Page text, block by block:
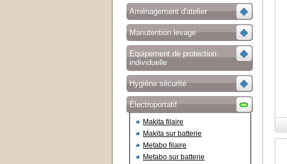
Aménagement d'atelier
Manutention levage
Equipement de protection
individuelle
Hygiène sécurité
Électroportatif
Makita filaire
Makita sur batterie
Metabo filaire
Metabo sur batterie